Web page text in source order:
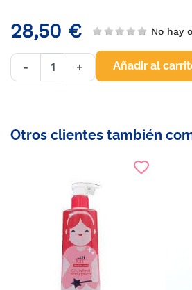
28,50 € No hay
- + Añadir al
Otros clientes también